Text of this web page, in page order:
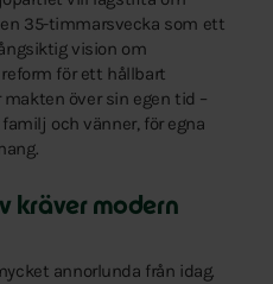
35-timmarsvecka som ett
vision om
för ett hållbart
över sin egen tid –
och vänner, för egna
kräver modern
annorlunda från idag.